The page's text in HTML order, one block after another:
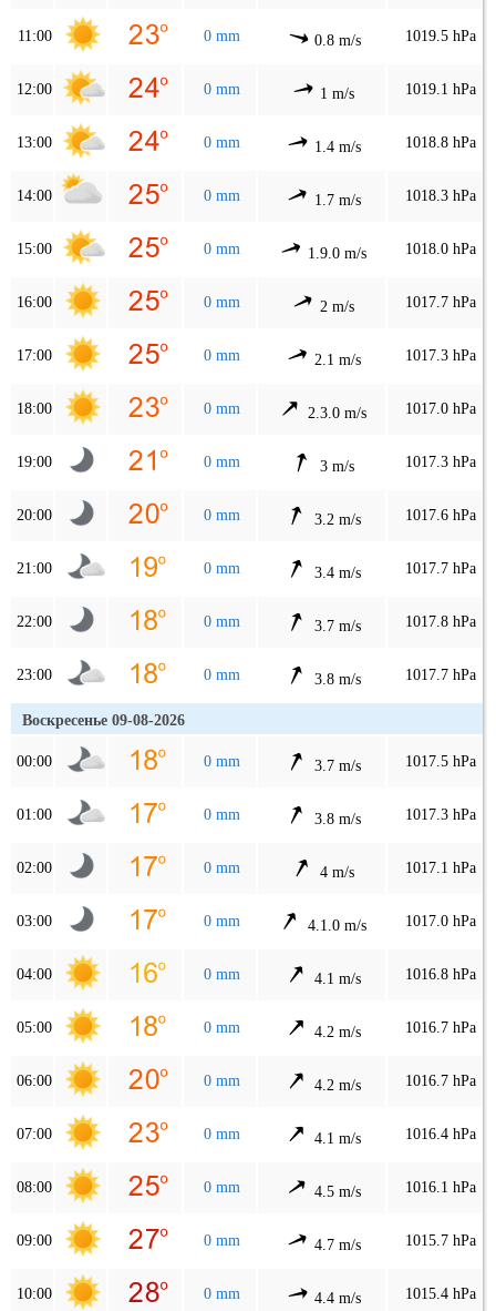
11:00 0 mm 0.8 m/s 1019.5 hPa
12:00 0 mm 1 m/s 1019.1 hPa
13:00 0 mm 1.4 m/s 1018.8 hPa
14:00 0 mm 1.7 m/s 1018.3 hPa
15:00 0 mm 1.9.0 m/s 1018.0 hPa
16:00 0 mm 2 m/s 1017.7 hPa
17:00 0 mm 2.1 m/s 1017.3 hPa
18:00 0 mm 2.3.0 m/s 1017.0 hPa
19:00 0 mm 3 m/s 1017.3 hPa
20:00 0 mm 3.2 m/s 1017.6 hPa
21:00 0 mm 3.4 m/s 1017.7 hPa
22:00 0 mm 3.7 m/s 1017.8 hPa
23:00 0 mm 3.8 m/s 1017.7 hPa
Воскресенье 09-08-2026
00:00 0 mm 3.7 m/s 1017.5 hPa
01:00 0 mm 3.8 m/s 1017.3 hPa
02:00 0 mm 4 m/s 1017.1 hPa
03:00 0 mm 4.1.0 m/s 1017.0 hPa
04:00 0 mm 4.1 m/s 1016.8 hPa
05:00 0 mm 4.2 m/s 1016.7 hPa
06:00 0 mm 4.2 m/s 1016.7 hPa
07:00 0 mm 4.1 m/s 1016.4 hPa
08:00 0 mm 4.5 m/s 1016.1 hPa
09:00 0 mm 4.7 m/s 1015.7 hPa
10:00 0 mm 4.4 m/s 1015.4 hPa